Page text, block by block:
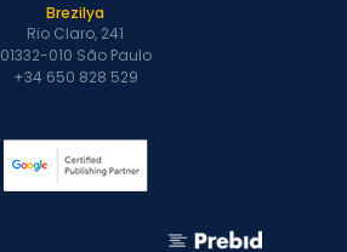
Brezilya
Rio Claro, 241
01332-010 São Paulo
+34 650 828 529